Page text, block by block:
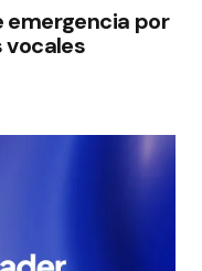
emergencia por
vocales